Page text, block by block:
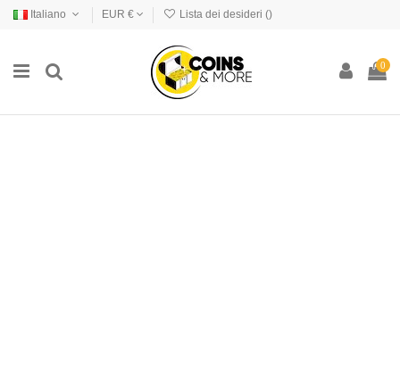
Italiano EUR € Lista dei desideri ()
0